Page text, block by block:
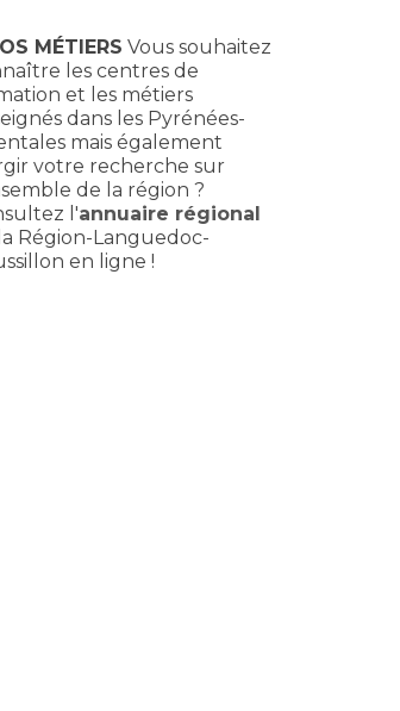
MÉTIERS Vous souhaitez
les centres de
et les métiers
dans les Pyrénées-
mais également
votre recherche sur
de la région ?
l'annuaire régional
Région-Languedoc-
en ligne !